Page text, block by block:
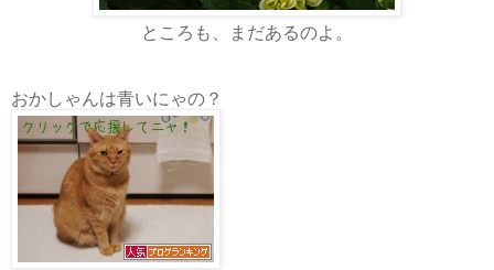
ところも、まだあるのよ。
おかしゃんは青いにゃの？